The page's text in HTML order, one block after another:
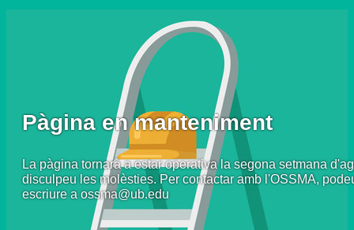
Pàgina en manteniment
La pàgina tornarà a estar operativa la segona setmana
disculpeu les molèsties. Per contactar amb l'OSSMA,
escriure a ossma@ub.edu